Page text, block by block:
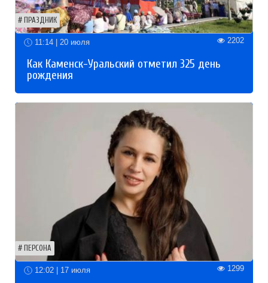
ПРАЗДНИК
11:14 | 20 июля 2202
Как Каменск-Уральский отметил 325 день
рождения
ПЕРСОНА
12:02 | 17 июля 1299